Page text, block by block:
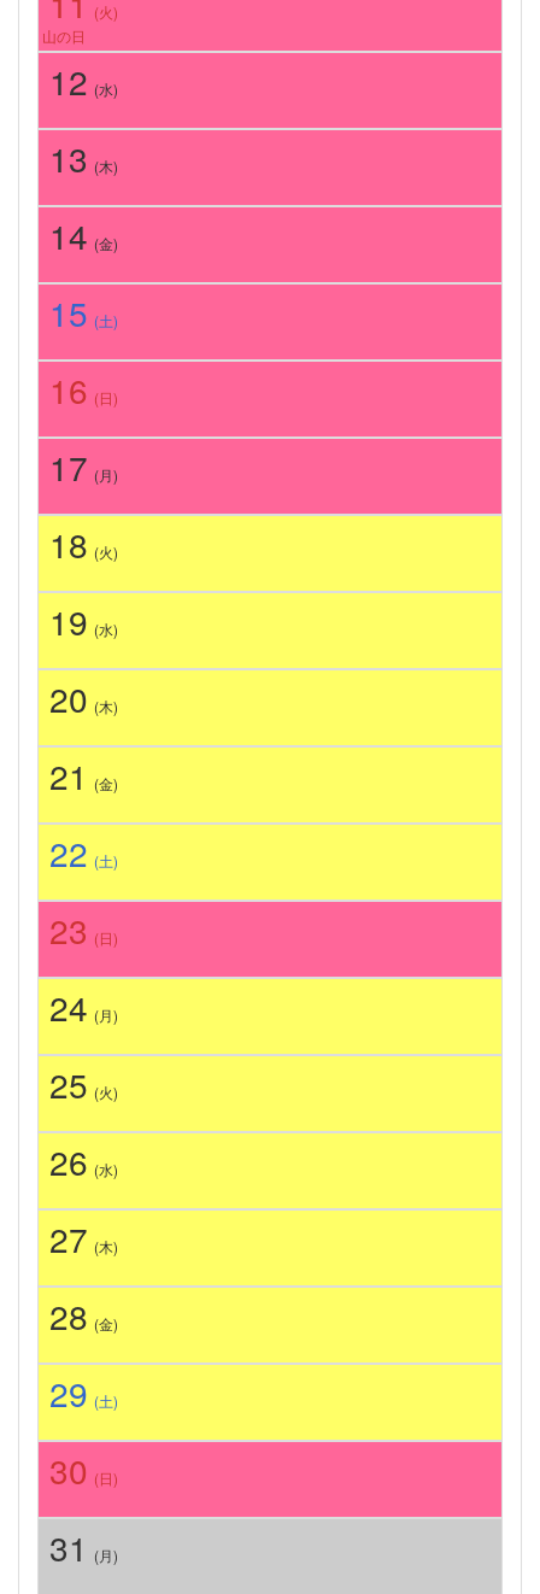
(火)
山の日
12 (水)
13 (木)
14 (金)
15 (土)
16 (日)
17 (月)
18 (火)
19 (水)
20 (木)
21 (金)
22 (土)
23 (日)
24 (月)
25 (火)
26 (水)
27 (木)
28 (金)
29 (土)
30 (日)
31 (月)